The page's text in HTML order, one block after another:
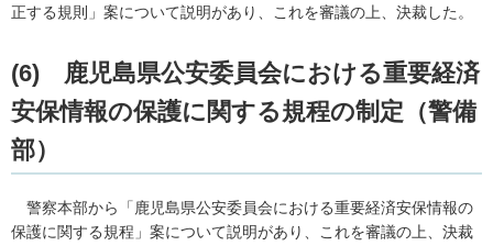
正する規則」案について説明があり、これを審議の上、決裁した。
(6)
鹿児島県公安委員会における重要経済
安保情報の保護に関する規程の制定（警備
部）
警察本部から「鹿児島県公安委員会における重要経済安保情報の
保護に関する規程」案について説明があり、これを審議の上、決裁